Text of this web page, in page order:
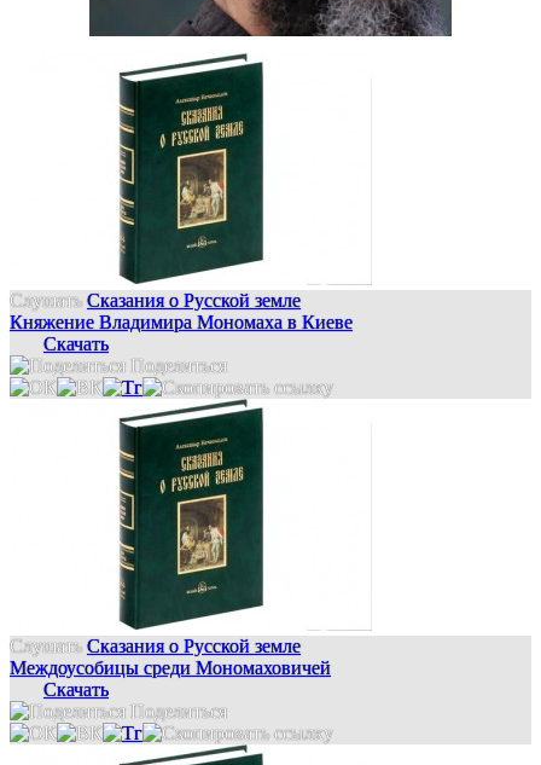
Слушать Сказания о Русской земле
Княжение Владимира Мономаха в Киеве
Скачать
Поделиться
Слушать Сказания о Русской земле
Междоусобицы среди Мономаховичей
Скачать
Поделиться